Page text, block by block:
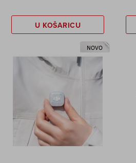
U KOŠARICU
NOVO